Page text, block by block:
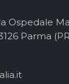
Ospedale
Parma